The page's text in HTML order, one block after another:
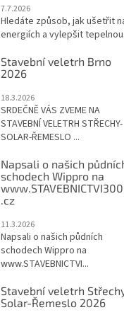
7.7.2026
Hledáte způsob, jak ušetřit
energiích a vylepšit
Stavební veletrh Brno
2026
18.3.2026
SRDEČNĚ VÁS ZVEME NA
STAVEBNÍ VELETRH STŘECHY-
SOLAR-ŘEMESLO ...
Napsali o našich
schodech Wippro na
.cz
11.3.2026
Napsali o našich půdních
schodech Wippro na
www.STAVEBNICTVI...
Stavební veletrh
Solar-Řemeslo 2026